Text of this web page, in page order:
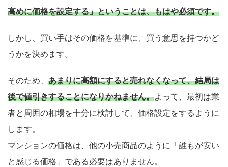
高めに価格を設定する」ということは、もはや必須です。
しかし、買い手はその価格を基準に、買う意思を持つかど
うかを決めます。
そのため、 あまりに高額にすると売れなくなって、結局は
後で値引きすることになりかねません。よって、最初は業
者と周囲の相場を十分に検討して、価格設定をするように
します。
マンションの価格は、他の小売商品のように「誰もが安い
と感じる価格」である必要はありません。